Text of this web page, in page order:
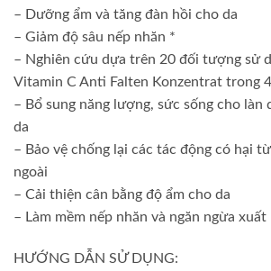
– Dưỡng ẩm và tăng đàn hồi cho da
– Giảm độ sâu nếp nhăn *
– Nghiên cứu dựa trên 20 đối tượng sử
Vitamin C Anti Falten Konzentrat trong
– Bổ sung năng lượng, sức sống cho làn
da
– Bảo vệ chống lại các tác động có hại
ngoài
– Cải thiện cân bằng độ ẩm cho da
– Làm mềm nếp nhăn và ngăn ngừa
HƯỚNG DẪN SỬ DỤNG: